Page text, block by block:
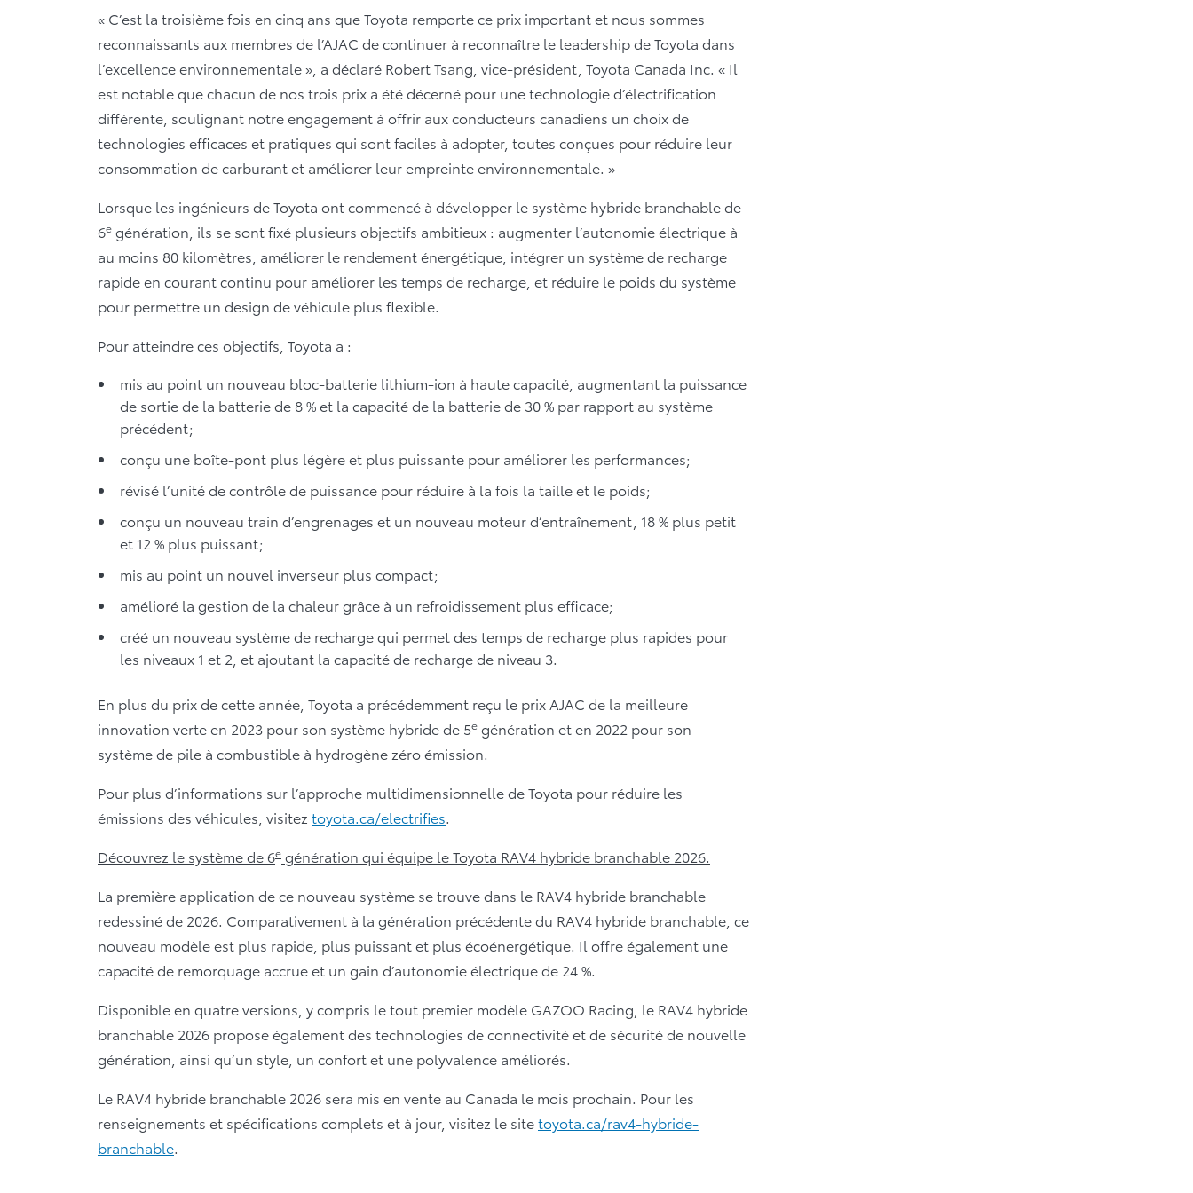
« C’est la troisième fois en cinq ans que Toyota remporte ce prix important et nous sommes
reconnaissants aux membres de l’AJAC de continuer à reconnaître le leadership de Toyota dans
l’excellence environnementale », a déclaré Robert Tsang, vice-président, Toyota Canada Inc. « Il
est notable que chacun de nos trois prix a été décerné pour une technologie d’électrification
différente, soulignant notre engagement à offrir aux conducteurs canadiens un choix de
technologies efficaces et pratiques qui sont faciles à adopter, toutes conçues pour réduire leur
consommation de carburant et améliorer leur empreinte environnementale. »
Lorsque les ingénieurs de Toyota ont commencé à développer le système hybride branchable de
6e génération, ils se sont fixé plusieurs objectifs ambitieux : augmenter l’autonomie électrique à
au moins 80 kilomètres, améliorer le rendement énergétique, intégrer un système de recharge
rapide en courant continu pour améliorer les temps de recharge, et réduire le poids du système
pour permettre un design de véhicule plus flexible.
Pour atteindre ces objectifs, Toyota a :
mis au point un nouveau bloc-batterie lithium-ion à haute capacité, augmentant la puissance
de sortie de la batterie de 8 % et la capacité de la batterie de 30 % par rapport au système
précédent;
conçu une boîte-pont plus légère et plus puissante pour améliorer les performances;
révisé l’unité de contrôle de puissance pour réduire à la fois la taille et le poids;
conçu un nouveau train d’engrenages et un nouveau moteur d’entraînement, 18 % plus petit
et 12 % plus puissant;
mis au point un nouvel inverseur plus compact;
amélioré la gestion de la chaleur grâce à un refroidissement plus efficace;
créé un nouveau système de recharge qui permet des temps de recharge plus rapides pour
les niveaux 1 et 2, et ajoutant la capacité de recharge de niveau 3.
En plus du prix de cette année, Toyota a précédemment reçu le prix AJAC de la meilleure
innovation verte en 2023 pour son système hybride de 5e génération et en 2022 pour son
système de pile à combustible à hydrogène zéro émission.
Pour plus d’informations sur l’approche multidimensionnelle de Toyota pour réduire les
émissions des véhicules, visitez toyota.ca/electrifies.
Découvrez le système de 6e génération qui équipe le Toyota RAV4 hybride branchable 2026.
La première application de ce nouveau système se trouve dans le RAV4 hybride branchable
redessiné de 2026. Comparativement à la génération précédente du RAV4 hybride branchable, ce
nouveau modèle est plus rapide, plus puissant et plus écoénergétique. Il offre également une
capacité de remorquage accrue et un gain d’autonomie électrique de 24 %.
Disponible en quatre versions, y compris le tout premier modèle GAZOO Racing, le RAV4 hybride
branchable 2026 propose également des technologies de connectivité et de sécurité de nouvelle
génération, ainsi qu’un style, un confort et une polyvalence améliorés.
Le RAV4 hybride branchable 2026 sera mis en vente au Canada le mois prochain. Pour les
renseignements et spécifications complets et à jour, visitez le sitetoyota.ca/rav4-hybride-
branchable.